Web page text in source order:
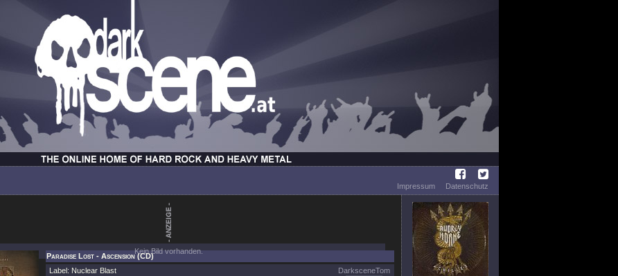
Impressum
Datenschutz
Kein Bild vorhanden.
Paradise Lost - Ascension (CD)
Label: Nuclear Blast
DarksceneTom